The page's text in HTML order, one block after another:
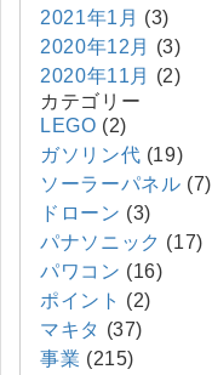
2021年1月 (3)
2020年12月
(3)
2020年11月
(2)
カテゴリー
LEGO (2)
ガソリン代 (19)
ソーラーパネル (7)
ドローン (3)
パナソニック (17)
パワコン (16)
ポイント (2)
マキタ (37)
事業 (215)